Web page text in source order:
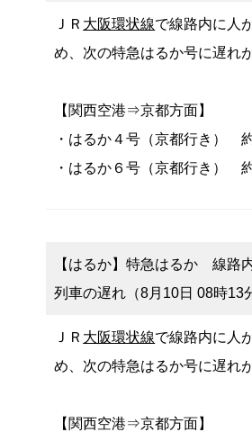
ＪＲ 大阪環状線で線路内に人
め、次の特急はるか号に遅れ
【関西空港⇒京都方面】
・はるか４号（京都行き）
・はるか６号（京都行き）
【はるか】特急はるか 線路
列車の遅れ（8月10日 08時13
ＪＲ 大阪環状線で線路内に人
め、次の特急はるか号に遅れ
【関西空港⇒京都方面】